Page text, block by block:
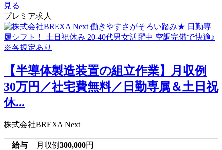
見る
プレミア求人
【半導体製造装置の組立作業】月収例
30万円／社宅費無料／日勤専属＆土日祝
休...
株式会社BREXA Next
給与 月収例 300,000円